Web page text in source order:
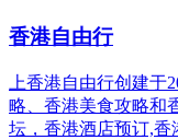
香港自由行
上香港自由行创建
略、香港美食攻略和
坛，香港酒店预订,